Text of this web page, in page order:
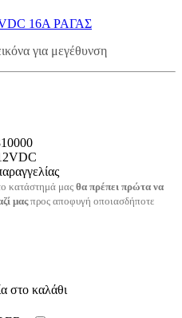
για μεγέθυνση
κατάστημά μας θα πρέπει πρώτα να
μαςπρος αποφυγή οποιασδήποτε
στο καλάθι